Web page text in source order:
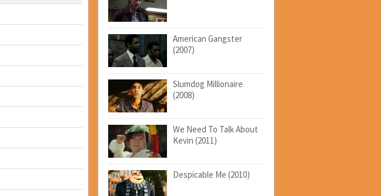
American Gangster
(2007)
Slumdog Millionaire
(2008)
We Need To Talk About
Kevin (2011)
Despicable Me (2010)